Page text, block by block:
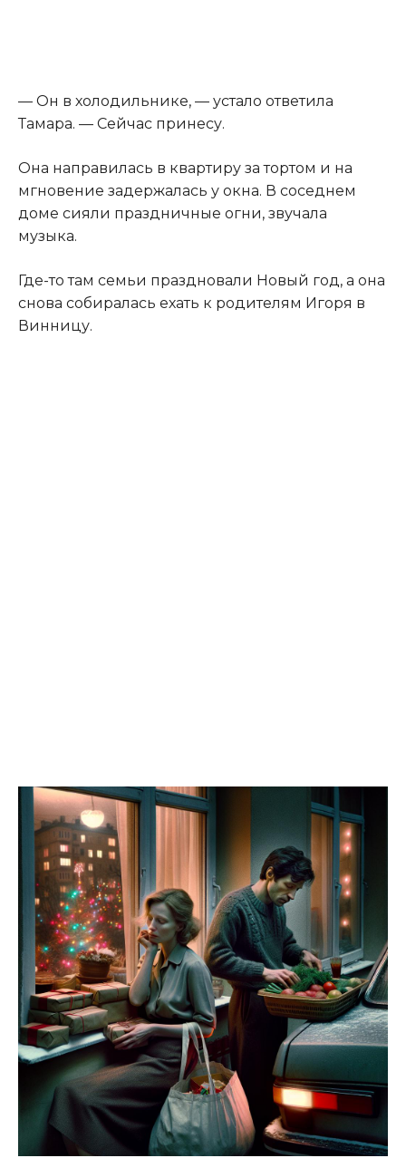
— Он в холодильнике, — устало ответила
Тамара. — Сейчас принесу.
Она направилась в квартиру за тортом и на
мгновение задержалась у окна. В соседнем
доме сияли праздничные огни, звучала
музыка.
Где-то там семьи праздновали Новый год, а она
снова собиралась ехать к родителям Игоря в
Винницу.